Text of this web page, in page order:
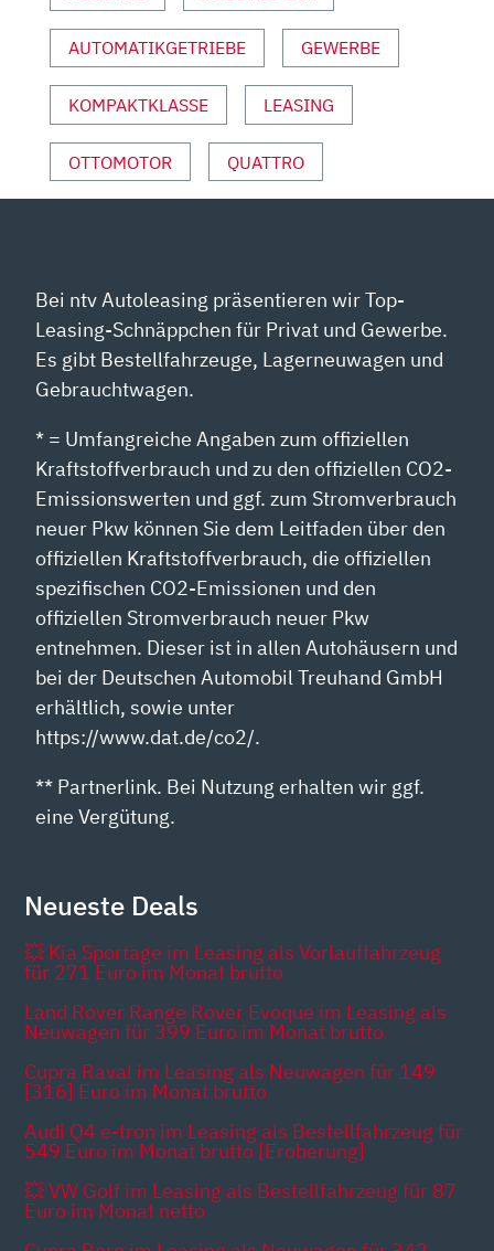
ANZEIGEN
AUTOMATIKGETRIEBE GEWERBE
KOMPAKTKLASSE LEASING
OTTOMOTOR QUATTRO
Bei ntv Autoleasing präsentieren wir Top-
Leasing-Schnäppchen für Privat und Gewerbe.
Es gibt Bestellfahrzeuge, Lagerneuwagen und
Gebrauchtwagen.
* = Umfangreiche Angaben zum offiziellen
Kraftstoffverbrauch und zu den offiziellen CO2-
Emissionswerten und ggf. zum Stromverbrauch
neuer Pkw können Sie dem Leitfaden über den
offiziellen Kraftstoffverbrauch, die offiziellen
spezifischen CO2-Emissionen und den
offiziellen Stromverbrauch neuer Pkw
entnehmen. Dieser ist in allen Autohäusern und
bei der Deutschen Automobil Treuhand GmbH
erhältlich, sowie unter
https://www.dat.de/co2/.
** Partnerlink. Bei Nutzung erhalten wir ggf.
eine Vergütung.
Neueste Deals
💥 Kia Sportage im Leasing als Vorlauffahrzeug
für 271 Euro im Monat brutto
Land Rover Range Rover Evoque im Leasing als
Neuwagen für 399 Euro im Monat brutto
Cupra Raval im Leasing als Neuwagen für 149
[316] Euro im Monat brutto
Audi Q4 e-tron im Leasing als Bestellfahrzeug für
549 Euro im Monat brutto [Eroberung]
💥 VW Golf im Leasing als Bestellfahrzeug für 87
Euro im Monat netto